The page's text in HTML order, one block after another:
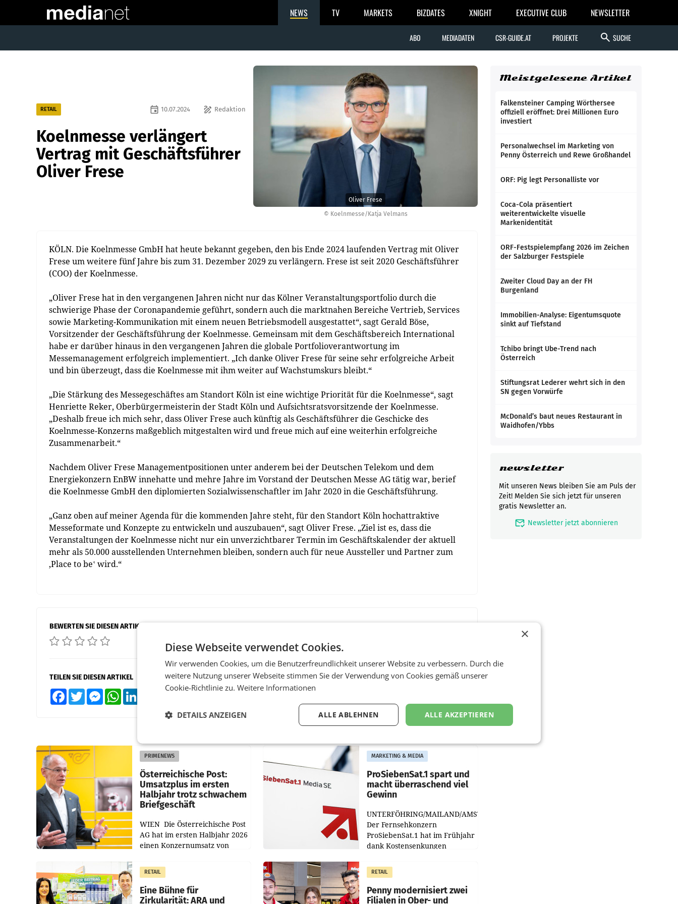
NEWS TV MARKETS BIZDATES XNIGHT EXECUTIVE CLUB NEWSLETTER
ABO MEDIADATEN CSR-GUIDE.AT PROJEKTE search SUCHE
© Koelnmesse/Katja Velmans
Oliver Frese
RETAIL draw Redaktion
event 10.07.2024
Koelnmesse verlängert
Vertrag mit Geschäftsführer
Oliver Frese
KÖLN. Die Koelnmesse GmbH hat heute bekannt gegeben, den bis Ende 2024 laufenden Vertrag mit Oliver
Frese um weitere fünf Jahre bis zum 31. Dezember 2029 zu verlängern. Frese ist seit 2020 Geschäftsführer
(COO) der Koelnmesse.
„Oliver Frese hat in den vergangenen Jahren nicht nur das Kölner Veranstaltungsportfolio durch die
schwierige Phase der Coronapandemie geführt, sondern auch die marktnahen Bereiche Vertrieb, Services
sowie Marketing-Kommunikation mit einem neuen Betriebsmodell ausgestattet“, sagt Gerald Böse,
Vorsitzender der Geschäftsführung der Koelnmesse. Gemeinsam mit dem Geschäftsbereich International
habe er darüber hinaus in den vergangenen Jahren die globale Portfolioverantwortung im
Messemanagement erfolgreich implementiert. „Ich danke Oliver Frese für seine sehr erfolgreiche Arbeit
und bin überzeugt, dass die Koelnmesse mit ihm weiter auf Wachstumskurs bleibt.“
„Die Stärkung des Messegeschäftes am Standort Köln ist eine wichtige Priorität für die Koelnmesse“, sagt
Henriette Reker, Oberbürgermeisterin der Stadt Köln und Aufsichtsratsvorsitzende der Koelnmesse.
„Deshalb freue ich mich sehr, dass Oliver Frese auch künftig als Geschäftsführer die Geschicke des
Koelnmesse-Konzerns maßgeblich mitgestalten wird und freue mich auf eine weiterhin erfolgreiche
Zusammenarbeit.“
Nachdem Oliver Frese Managementpositionen unter anderem bei der Deutschen Telekom und dem
Energiekonzern EnBW innehatte und mehre Jahre im Vorstand der Deutschen Messe AG tätig war, berief
die Koelnmesse GmbH den diplomierten Sozialwissenschaftler im Jahr 2020 in die Geschäftsführung.
„Ganz oben auf meiner Agenda für die kommenden Jahre steht, für den Standort Köln hochattraktive
Messeformate und Konzepte zu entwickeln und auszubauen“, sagt Oliver Frese. „Ziel ist es, dass die
Veranstaltungen der Koelnmesse nicht nur ein unverzichtbarer Termin im Geschäftskalender der aktuell
mehr als 50.000 ausstellenden Unternehmen bleiben, sondern auch für neue Aussteller und Partner zum
‚Place to be‛ wird.“
BEWERTEN SIE DIESEN ARTIKEL
TEILEN SIE DIESEN ARTIKEL
FacebookTwitter MessengerWhatsApp XING Teilen
PRIMENEWS
Österreichische Post:
Umsatzplus im ersten
Halbjahr trotz schwachem
Briefgeschäft
WIEN Die Österreichische Post
AG hat im ersten Halbjahr 2026
einen Konzernumsatz von
erwirtschaftet, was einem Plus
von 3,8 Prozent gegenüber
dem Vergleichszeitraum
MARKETING & MEDIA
ProSiebenSat.1 spart und
macht überraschend viel
Gewinn
UNTERFÖHRING/MAILAND/AMSTERDAM.
Der Fernsehkonzern
ProSiebenSat.1 hat im Frühjahr
dank Kostensenkungen
gemacht und die
Markterwartung deutlich
übertroffen.
RETAIL
Eine Bühne für
Zirkularität: ARA und
RETAIL
Penny modernisiert zwei
Filialen in Ober- und
Meistgelesene Artikel
Falkensteiner Camping Wörthersee
offiziell eröffnet: Drei Millionen Euro
investiert
Personalwechsel im Marketing von
Penny Österreich und Rewe Großhandel
ORF: Pig legt Personalliste vor
Coca-Cola präsentiert
weiterentwickelte visuelle
Markenidentität
ORF-Festspielempfang 2026 im Zeichen
der Salzburger Festspiele
Zweiter Cloud Day an der FH
Burgenland
Immobilien-Analyse: Eigentumsquote
sinkt auf Tiefstand
Tchibo bringt Ube-Trend nach
Österreich
Stiftungsrat Lederer wehrt sich in den
SN gegen Vorwürfe
McDonald’s baut neues Restaurant in
Waidhofen/Ybbs
newsletter
Mit unseren News bleiben Sie am Puls der
Zeit! Melden Sie sich jetzt für unseren
gratis Newsletter an.
mark_email_read Newsletter jetzt abonnieren
×
Diese Webseite verwendet Cookies.
Wir verwenden Cookies, um die Benutzerfreundlichkeit unserer Website zu verbessern. Durch die
weitere Nutzung unserer Webseite stimmen Sie der Verwendung von Cookies gemäß unserer
Cookie-Richtlinie zu. Weitere Informationen
ALLE AKZEPTIEREN
ALLE ABLEHNEN
DETAILS ANZEIGEN